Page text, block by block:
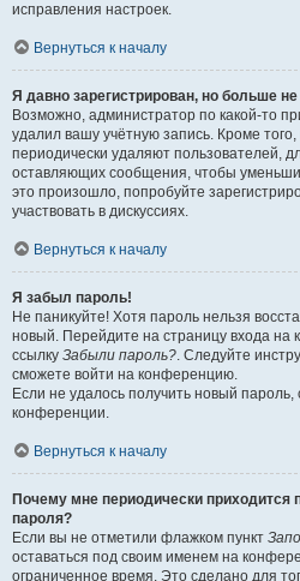
исправления настроек.
Вернуться к началу
Я давно зарегистрирован, но больше не
Возможно, администратор по какой-то
удалил вашу учётную запись. Кроме
периодически удаляют пользователей,
оставляющих сообщения, чтобы
это произошло, попробуйте
участвовать в дискуссиях.
Вернуться к началу
Я забыл пароль!
Не паникуйте! Хотя пароль нельзя
новый. Перейдите на страницу входа
ссылку Забыли пароль?. Следуйте
сможете войти на конференцию.
Если не удалось получить новый
конференции.
Вернуться к началу
Почему мне периодически приходится
пароля?
Если вы не отметили флажком пункт
оставаться под своим именем на
ограниченное время. Это сделано для